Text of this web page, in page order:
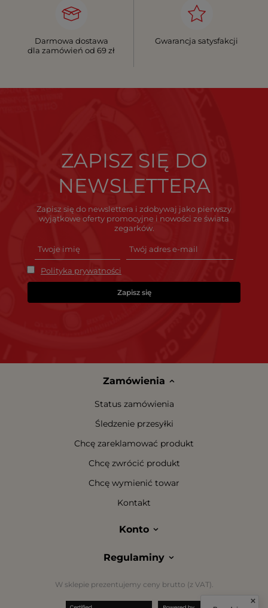
Darmowa dostawa
dla zamówień od 69 zł
Gwarancja satysfakcji
ZAPISZ SIĘ DO
NEWSLETTERA
Zapisz się do newslettera i zdobywaj jako pierwszy
wyjątkowe oferty promocyjne i nowości ze świata
zegarków.
Polityka prywatności
Zapisz się
Zamówienia
Status zamówienia
Śledzenie przesyłki
Chcę zareklamować produkt
Chcę zwrócić produkt
Chcę wymienić towar
Kontakt
Konto
Regulaminy
W sklepie prezentujemy ceny brutto (z VAT).